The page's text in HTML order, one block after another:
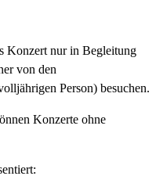
Konzert nur in Begleitung
von den
Person) besuchen.
Konzerte ohne